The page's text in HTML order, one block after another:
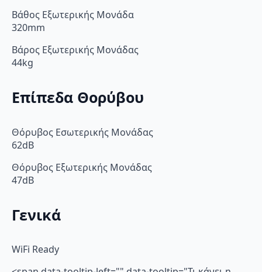
Βάθος Εξωτερικής Μονάδα
320mm
Βάρος Εξωτερικής Μονάδας
44kg
Επίπεδα Θορύβου
Θόρυβος Εσωτερικής Μονάδας
62dB
Θόρυβος Εξωτερικής Μονάδας
47dB
Γενικά
WiFi Ready